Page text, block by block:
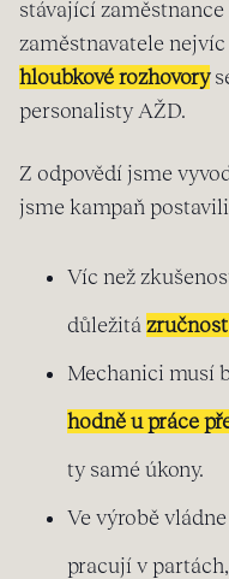
stávající zaměstnance
zaměstnavatele
hloubkové rozhovory
personalisty AŽD.
Z odpovědí jsme
jsme kampaň
Víc než
důležitá
Mechanici musí
hodně u práce
ty samé úkony.
Ve výrobě vládne
pracují v